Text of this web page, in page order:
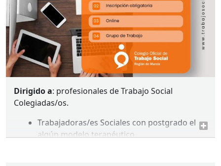
Dirigido a: profesionales de Trabajo Social
Colegiadas/os.
Trabajadoras/es Sociales con postgrado el
algún modelo terapéutico.